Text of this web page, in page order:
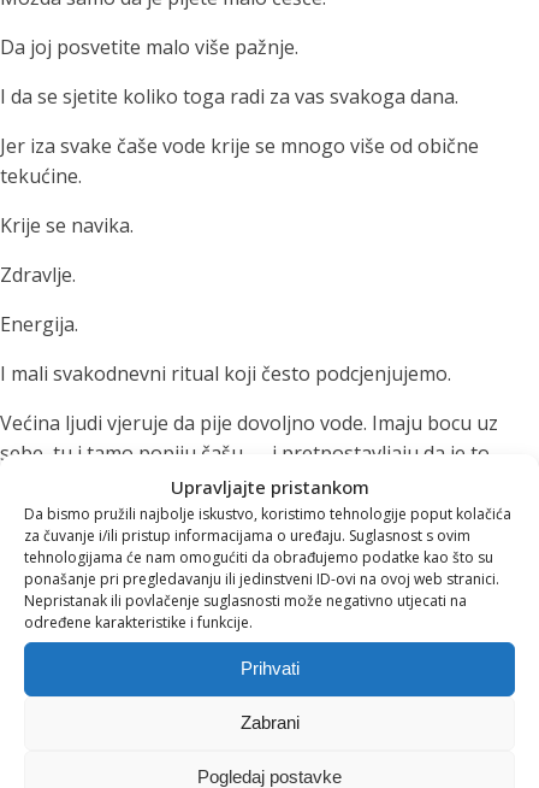
Upravljajte pristankom
Da bismo pružili najbolje iskustvo, koristimo tehnologije poput kolačića
za čuvanje i/ili pristup informacijama o uređaju. Suglasnost s ovim
tehnologijama će nam omogućiti da obrađujemo podatke kao što su
ponašanje pri pregledavanju ili jedinstveni ID-ovi na ovoj web stranici.
Nepristanak ili povlačenje suglasnosti može negativno utjecati na
određene karakteristike i funkcije.
Prihvati
Zabrani
Pogledaj postavke
Da joj posvetite malo više pažnje.
I da se sjetite koliko toga radi za vas svakoga dana.
Jer iza svake čaše vode krije se mnogo više od obične
tekućine.
Krije se navika.
Zdravlje.
Energija.
I mali svakodnevni ritual koji često podcjenjujemo.
Većina ljudi vjeruje da pije dovoljno vode. Imaju bocu uz
sebe, tu i tamo popiju čašu — i pretpostavljaju da je to
No u praksi, blaga dehidracija je izuzetno česta.
Ako se pitate koliko vode treba piti dnevnoili
prepoznajete liznakove dehidracije, ovaj vodič će vam
pomoći da ih prepoznate na vrijeme.
1. Stalni umor bez jasnog